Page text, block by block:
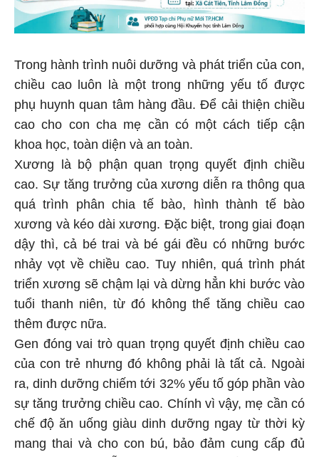
Trong hành trình nuôi dưỡng và phát triển của con,
chiều cao luôn là một trong những yếu tố được
phụ huynh quan tâm hàng đầu. Để cải thiện chiều
cao cho con cha mẹ cần có một cách tiếp cận
khoa học, toàn diện và an toàn.
Xương là bộ phận quan trọng quyết định chiều
cao. Sự tăng trưởng của xương diễn ra thông qua
quá trình phân chia tế bào, hình thành tế bào
xương và kéo dài xương. Đặc biệt, trong giai đoạn
dậy thì, cả bé trai và bé gái đều có những bước
nhảy vọt về chiều cao. Tuy nhiên, quá trình phát
triển xương sẽ chậm lại và dừng hẳn khi bước vào
tuổi thanh niên, từ đó không thể tăng chiều cao
thêm được nữa.
Gen đóng vai trò quan trọng quyết định chiều cao
của con trẻ nhưng đó không phải là tất cả. Ngoài
ra, dinh dưỡng chiếm tới 32% yếu tố góp phần vào
sự tăng trưởng chiều cao. Chính vì vậy, mẹ cần có
chế độ ăn uống giàu dinh dưỡng ngay từ thời kỳ
mang thai và cho con bú, bảo đảm cung cấp đủ